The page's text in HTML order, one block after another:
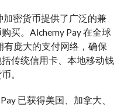
加密货币提供了广泛的兼
买。Alchemy Pay 在全球
庞大的支付网络，确保
传统信用卡、本地移动钱
。
已获得美国、加拿大、